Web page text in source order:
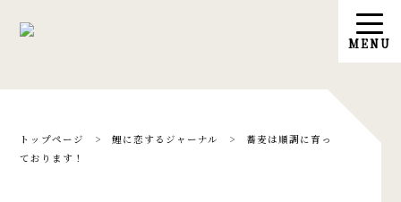
トップページ >鯉に恋するジャーナル > 蕎麦は順調に育っ
ております！